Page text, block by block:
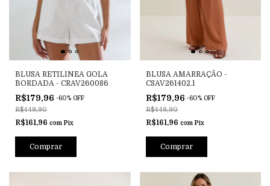
BLUSA RETILINEA GOLA
BORDADA - CRAV260086
R$179,96 -60% OFF
R$449,90
R$161,96 com Pix
Comprar
BLUSA AMARRAÇÃO -
CSAV261402.1
R$179,96 -60% OFF
R$449,90
R$161,96 com Pix
Comprar